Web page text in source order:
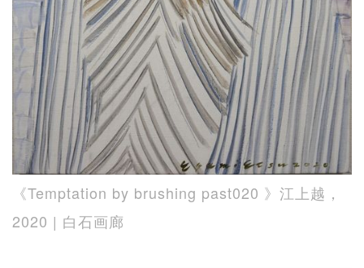
《Temptation by brushing past020 》江上越，
2020 | 白石画廊